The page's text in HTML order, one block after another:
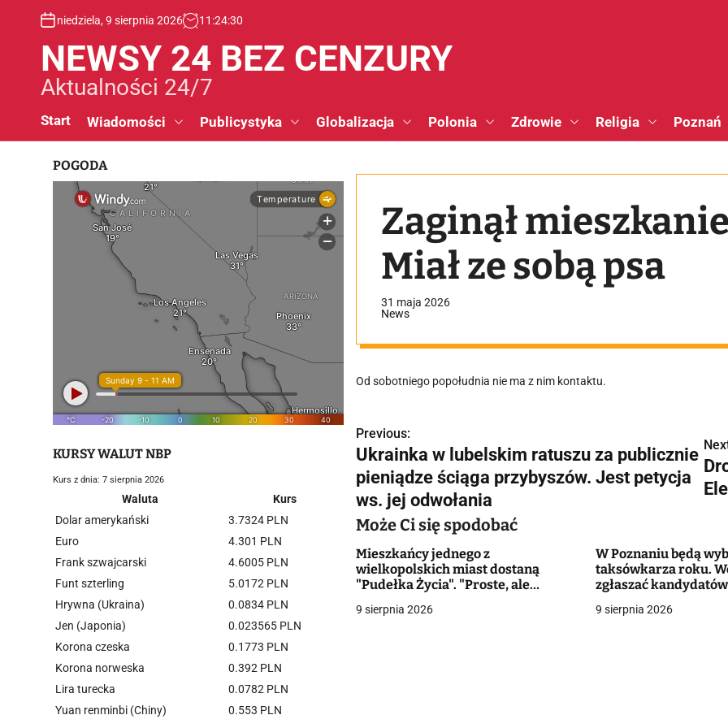
niedziela, 9 sierpnia 2026 11 :24:31
NEWSY 24 BEZ CENZURY
Aktualności 24/7
Start Wiadomości Publicystyka Globalizacja Polonia Zdrowie Religia Poznań
Zaginął
Miał ze sobą psa
31 maja 2026
News
Od sobotniego popołudnia nie ma z nim kontaktu.
N
a
w
i
g
a
Previous:
Ukrainka w lubelskim ratuszu za publicznie
pieniądze ściąga przybyszów. Jest petycja
ws. jej odwołania
Może Ci się spodobać
Mieszkańcy jednego z
wielkopolskich miast dostaną
"Pudełka Życia". "Proste, ale
9 sierpnia 2026
W Poznaniu będą
taksówkarza roku.
zgłaszać kandydatów
9 sierpnia 2026
POGODA
KURSY WALUT NBP
Kurs z dnia: 7 sierpnia 2026
Waluta
Kurs
Dolar amerykański
3.7324 PLN
Euro
4.301 PLN
Frank szwajcarski
4.6005 PLN
Funt szterling
5.0172 PLN
Hrywna (Ukraina)
0.0834 PLN
Jen (Japonia)
0.023565 PLN
Korona czeska
0.1773 PLN
Korona norweska
0.392 PLN
Lira turecka
0.0782 PLN
Yuan renminbi (Chiny)
0.553 PLN